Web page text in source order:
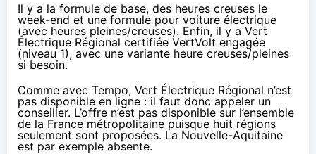
Il y a la formule de base, des heures creuses le
week-end et une formule pour voiture électrique
(avec heures pleines/creuses). Enfin, il y a Vert
Électrique Régional certifiée VertVolt engagée
(niveau 1), avec une variante heure creuses/pleines
si besoin.
Comme avec Tempo, Vert Électrique Régional n’est
pas disponible en ligne : il faut donc appeler un
conseiller. L’offre n’est pas disponible sur l’ensemble
de la France métropolitaine puisque huit régions
seulement sont proposées. La Nouvelle-Aquitaine
est par exemple absente.